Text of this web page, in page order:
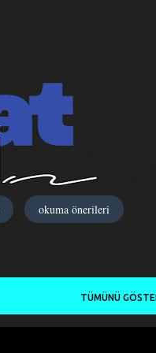
okuma önerileri
TÜMÜNÜ